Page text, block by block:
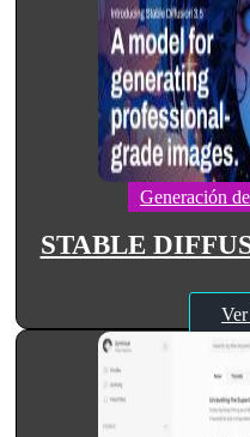
Generación
STABLE